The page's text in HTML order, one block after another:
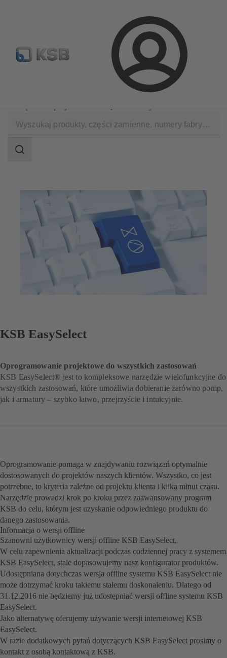
Login
Wyszukiwanie części zamiennych Konfiguracja produktu
wyszukiwania
Zakres
KSB EasySelect
Oprogramowanie projektowe do wszystkich zastosowań
KSB EasySelect® jest to kompleksowe narzędzie wielofunkcyjne do
wszystkich zastosowań, które umożliwia dobieranie zarówno pomp,
jak i armatury – szybko łatwo, przejrzyście i intuicyjnie.
Oprogramowanie pomaga w znajdywaniu rozwiązań optymalnie
dostosowanych do projektów naszych klientów. Wszystko, co jest
potrzebne, to kryteria zależne od projektu klienta i kilka minut czasu.
Narzędzie prowadzi krok po kroku przez zaawansowany program
KSB do celu, którym jest uzyskanie odpowiedniego produktu do
danego zastosowania.
Informacja o wersji offline
Szanowni użytkownicy wersji offline KSB EasySelect,
W celu zapewnienia aktualizacji podczas codziennej pracy z systemem
KSB EasySelect, stale dopasowujemy nasz konfigurator produktów.
Udostępniana dotychczas wersja offline systemu KSB EasySelect nie
może dotrzymać kroku takiemu stałemu doskonaleniu. Dlatego od
31.12.2016 nie będziemy już udostępniać wersji offline systemu KSB
EasySelect.
Jako alternatywę oferujemy używanie wersji internetowej KSB
EasySelect.
W razie dodatkowych pytań dotyczących KSB EasySelect prosimy o
kontakt z osobą kontaktową z KSB.